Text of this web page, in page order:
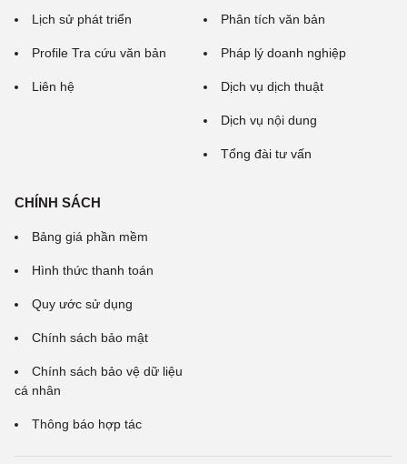
Lịch sử phát triển
Profile Tra cứu văn bản
Liên hệ
Phân tích văn bản
Pháp lý doanh nghiệp
Dịch vụ dịch thuật
Dịch vụ nội dung
Tổng đài tư vấn
CHÍNH SÁCH
Bảng giá phần mềm
Hình thức thanh toán
Quy ước sử dụng
Chính sách bảo mật
Chính sách bảo vệ dữ liệu
cá nhân
Thông báo hợp tác